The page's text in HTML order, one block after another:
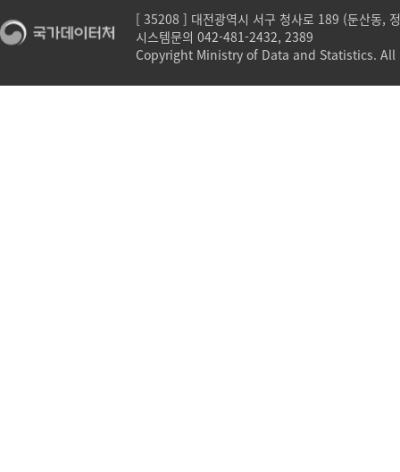
[ 35208 ] 대전광역시 서구 청사로 189 (둔산동,
시스템문의 042-481-2432, 2389
Copyright Ministry of Data and Statistics.